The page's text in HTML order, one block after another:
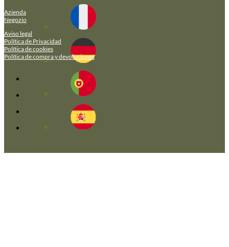
Azienda
Negozio
Aviso legal
Política de Privacidad
Política de cookies
Política de compra y devoluciones